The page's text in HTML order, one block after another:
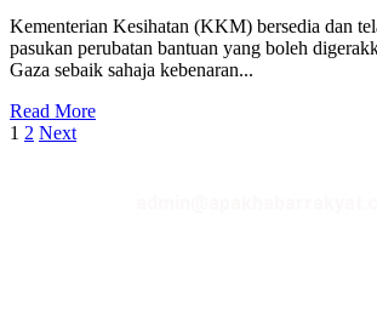
Kementerian Kesihatan (KKM) bersedia dan
pasukan perubatan bantuan yang boleh
Gaza sebaik sahaja kebenaran...
Read More
Posts
1 2 Next